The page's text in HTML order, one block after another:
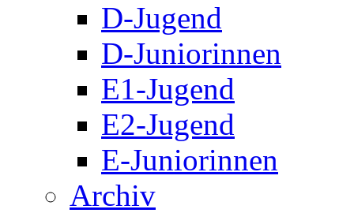
D-Jugend
D-Juniorinnen
E1-Jugend
E2-Jugend
E-Juniorinnen
Archiv